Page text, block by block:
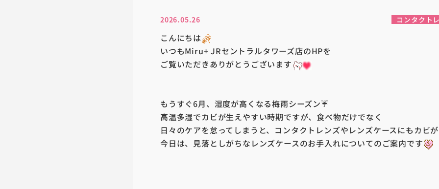
2026.05.26 コンタクト
こんにちは
いつもMiru+ JRセントラルタワーズ店のHPを
ご覧いただきありがとうございます
もうすぐ6月、湿度が高くなる梅雨シーズン☔
高温多湿でカビが生えやすい時期ですが、食べ物だけでなく
日々のケアを怠ってしまうと、コンタクトレンズやレンズケースにもカビが
今日は、見落としがちなレンズケースのお手入れについてのご案内です